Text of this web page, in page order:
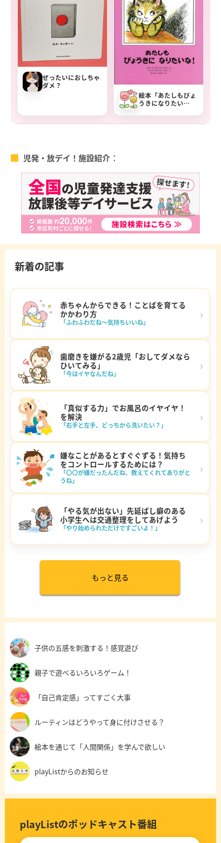
ぜったいにおしちゃ
ダメ？
絵本「あたしもびょ
うきになりたい
児発・放デイ！施設紹介
新着の記事
赤ちゃんからできる！ことばを育てる
かかわり方
「ふわふわだね～気持ちいいね」
›
歯磨きを嫌がる2歳児「おしてダメなら
ひいてみる」
「今はイヤなんだね」
›
「真似する力」でお風呂のイヤイヤ！
を解決
「右手と左手、どっちから洗いたい？」
›
嫌なことがあるとすぐぐずる！気持ち
をコントロールするためには？
「〇〇が嫌だったんだね、教えてくれてありがと
うね」
›
「やる気が出ない」先延ばし癖のある
小学生へは交通整理をしてあげよう
「やり始められただけですごいよ！」
›
もっと見る
子供の五感を刺激する！感覚遊び
親子で遊べるいろいろゲーム！
「自己肯定感」ってすごく大事
ルーティンはどうやって身に付けさせる？
絵本を通じて「人間関係」を学んで欲しい
playListからのお知らせ
playListのポッドキャスト番組